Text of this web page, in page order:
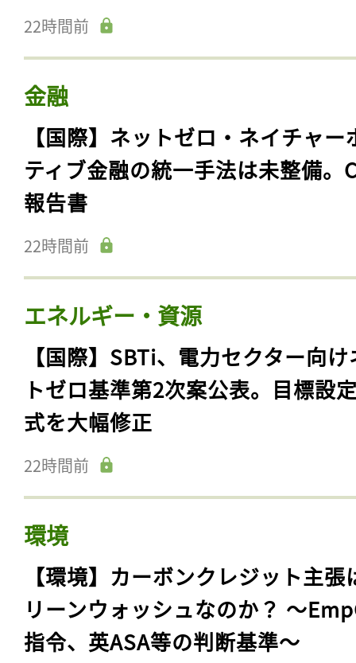
22時間前
金融
【国際】ネットゼロ・ネイチャー
ティブ金融の統一手法は未整備。
報告書
22時間前
エネルギー・資源
【国際】SBTi、電力セクター向
トゼロ基準第2次案公表。目標設
式を大幅修正
22時間前
環境
【環境】カーボンクレジット主張
リーンウォッシュなのか？ 〜
指令、英ASA等の判断基準〜